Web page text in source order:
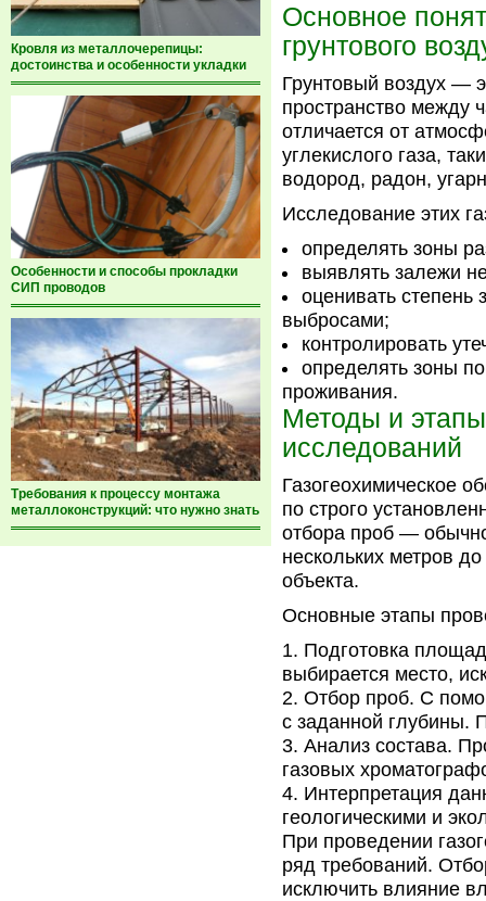
Кровля из металлочерепицы:
достоинства и особенности укладки
Особенности и способы прокладки
СИП проводов
Требования к процессу монтажа
металлоконструкций: что нужно знать
Основное
грунтового
Грунтовый воздух —
пространство между
отличается от
углекислого газа,
водород, радон,
Исследование этих
определять зоны
выявлять залежи
оценивать
выбросами;
контролировать
определять зоны
проживания.
Методы и этапы
исследований
Газогеохимическое
по строго
отбора проб —
нескольких метров
объекта.
Основные этапы
Подготовка
выбирается место,
Отбор проб. С
с заданной глубины.
Анализ состава.
газовых
Интерпретация
геологическими и
При проведении
ряд требований.
исключить влияние